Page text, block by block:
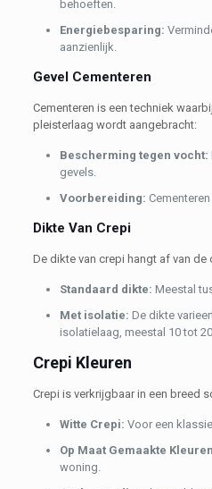
behoeften.
Energiebesparing:
aanzienlijk.
Gevel Cementeren
Cementeren is een techniek
pleisterlaag wordt aangebracht:
Bescherming tegen vocht:
gevels.
Voorbereiding:
Dikte Van Crepi
De dikte van crepi hangt af van
Standaard dikte: Meestal
Met isolatie: De dikte
isolatielaag, meestal 10 tot 20
Crepi Kleuren
Crepi is verkrijgbaar in een breed
Witte Crepi: Voor een
Op Maat Gemaakte
woning.